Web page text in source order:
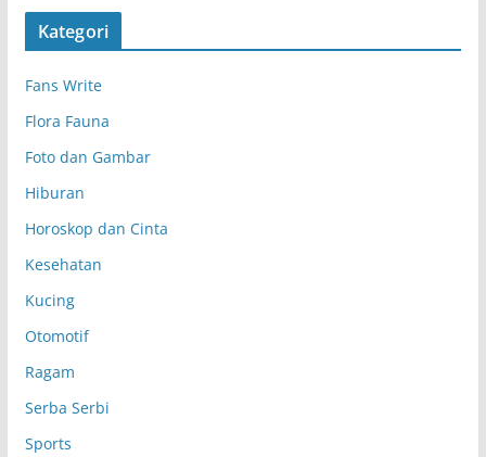
s
Kategori
Fans Write
Flora Fauna
Foto dan Gambar
Hiburan
Horoskop dan Cinta
Kesehatan
Kucing
Otomotif
Ragam
Serba Serbi
Sports